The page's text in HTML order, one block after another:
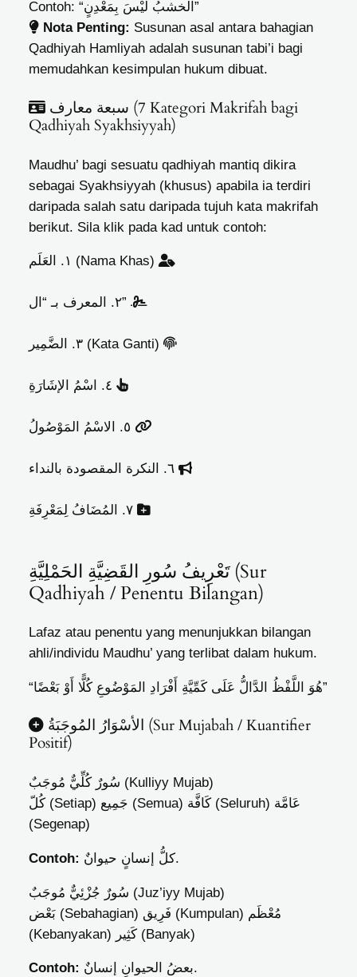
Contoh: “الخشبُ لَيْسَ بِمَعْدِنٍ”
Nota Penting: Susunan asal antara bahagian
Qadhiyah Hamliyah adalah susunan tabi’i bagi
memudahkan kesimpulan hukum dibuat.
سبعة معارف (7 Kategori Makrifah bagi
Qadhiyah Syakhsiyyah)
Maudhu’ bagi sesuatu qadhiyah mantiq dikira
sebagai Syakhsiyyah (khusus) apabila ia terdiri
daripada salah satu daripada tujuh kata makrifah
berikut. Sila klik pada kad untuk contoh:
١. العَلَم (Nama Khas)
٢. المعرف بـ “ال”
٣. الضَّمِير (Kata Ganti)
٤. اسْمُ الإشَارَةِ
٥. الاسْمُ المَوْصُولُ
٦. النكرة المقصودة بالنداء
٧. المُضَافُ لِمَعْرِفَةِ
تَعْرِيفُ سُورِ القَضِيَّةِ الحَمْلِيَّةِ (Sur
Qadhiyah / Penentu Bilangan)
Lafaz atau penentu yang menunjukkan bilangan
ahli/individu Maudhu’ yang terlibat dalam hukum.
“هُوَ اللَّفْظُ الدَّالُّ عَلَى كَمِّيَّةِ أَفْرَادِ المَوْضُوعِ كُلًّا أَوْ بَعْضًا”
الأسْوَارُ المُوجَبَةُ (Sur Mujabah / Kuantifier
Positif)
سُورٌ كُلِّيٌّ مُوجَبٌ (Kulliyy Mujab)
كُلّ (Setiap)
جَمِيع (Semua) كَافَّة (Seluruh) عَامَّة
(Segenap)
Contoh: كلُّ إنسانٍ حيوانٌ.
سُورٌ جُزْئِيٌّ مُوجَبٌ (Juz’iyy Mujab)
بَعْض (Sebahagian)
فَرِيق (Kumpulan) مُعْظَم
(Kebanyakan)
كَثِير (Banyak)
Contoh: بعضُ الحيوانِ إنسانٌ.